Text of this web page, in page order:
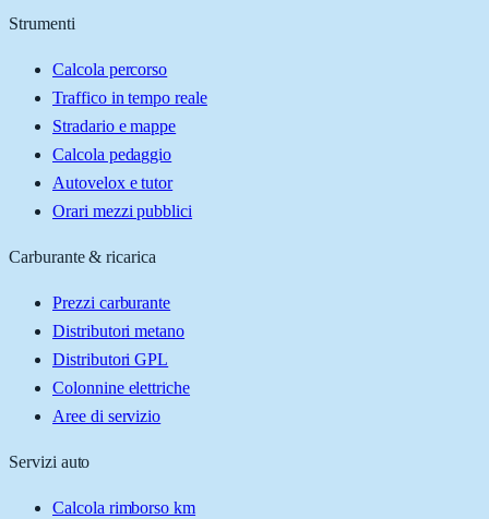
Strumenti
Calcola percorso
Traffico in tempo reale
Stradario e mappe
Calcola pedaggio
Autovelox e tutor
Orari mezzi pubblici
Carburante & ricarica
Prezzi carburante
Distributori metano
Distributori GPL
Colonnine elettriche
Aree di servizio
Servizi auto
Calcola rimborso km